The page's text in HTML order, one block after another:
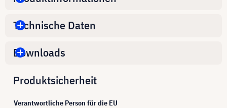
Technische Daten
Downloads
Produktsicherheit
Verantwortliche Person für die EU